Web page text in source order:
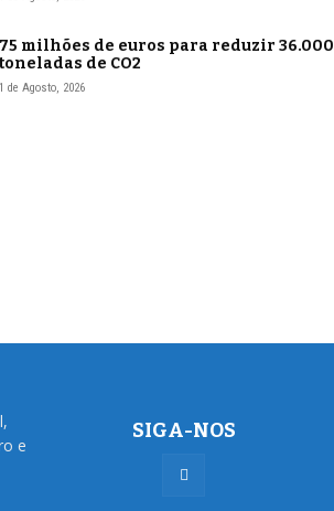
75 milhões de euros para reduzir 36.000
toneladas de CO2
1 de Agosto, 2026
e
SIGA-NOS